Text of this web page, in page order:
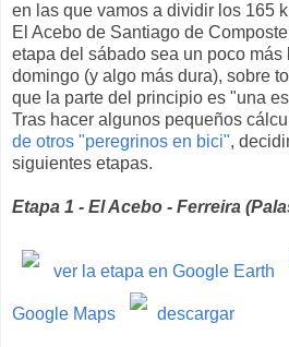
en las que vamos a dividir los 165
El Acebo de Santiago de
etapa del sábado sea un poco más
domingo (y algo más dura), sobre
que la parte del principio es "una
Tras hacer algunos pequeños
de otros "peregrinos en bici",
siguientes etapas.
Etapa 1 - El Acebo - Ferreira
ver la etapa en Google Earth
Google Maps descargar